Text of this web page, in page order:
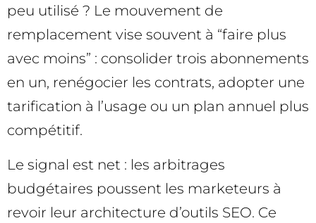
peu utilisé ? Le mouvement de
remplacement vise souvent à “faire plus
avec moins” : consolider trois abonnements
en un, renégocier les contrats, adopter une
tarification à l’usage ou un plan annuel plus
compétitif.
Le signal est net : les arbitrages
budgétaires poussent les marketeurs à
revoir leur architecture d’outils SEO. Ce